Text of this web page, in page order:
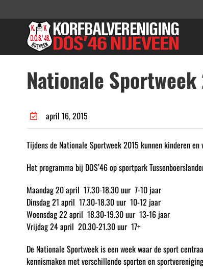
naar
Nationale Sportweek
april 16, 2015
Tijdens de Nationale Sportweek 2015 kunnen kinderen
Het programma bij DOS’46 op sportpark
Maandag 20 april 17.30-18.30 uur 7-10 jaar
Dinsdag 21 april 17.30-18.30 uur 10-12 jaar
Woensdag 22 april 18.30-19.30 uur 13-16 jaar
Vrijdag 24 april 20.30-21.30 uur 17+
De Nationale Sportweek is een week waar de sport
kennismaken met verschillende sporten en